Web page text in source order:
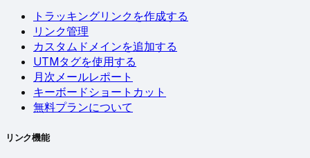
トラッキングリンクを作成する
リンク管理
カスタムドメインを追加する
UTMタグを使用する
月次メールレポート
キーボードショートカット
無料プランについて
リンク機能